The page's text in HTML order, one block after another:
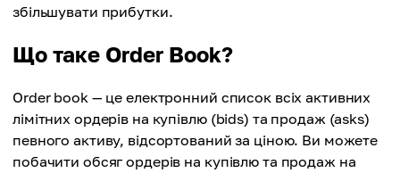
збільшувати прибутки.
Що таке Order Book?
Order book — це електронний список всіх активних
лімітних ордерів на купівлю (bids) та продаж (asks)
певного активу, відсортований за ціною. Ви можете
побачити обсяг ордерів на купівлю та продаж на